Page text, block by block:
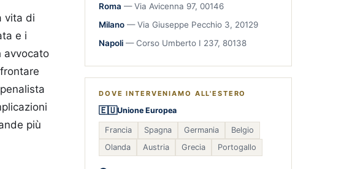
vita di
e i
avvocato
più
Roma — Via Avicenna 97, 00146
Milano — Via Giuseppe Pecchio 3, 20129
Napoli — Corso Umberto I 237, 80138
DOVE INTERVENIAMO ALL'ESTERO
🇪🇺Unione Europea
Francia Spagna Germania
Belgio
Olanda
Austria Grecia Portogallo